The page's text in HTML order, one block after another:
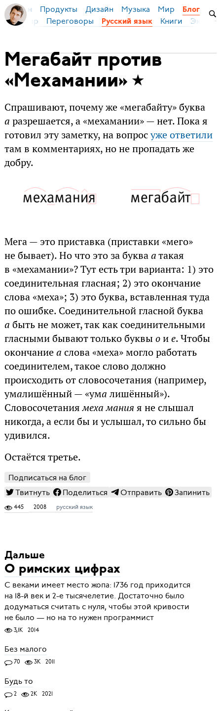
Бирман Продукты Дизайн Музыка Мир Блог
Мир Переговоры Русский язык Книги
Мегабайт против
«Мехамании»
Спрашивают, почему же «мегабайту» буква
а разрешается, а «мехамании» — нет. Пока я
готовил эту заметку, на вопросуже ответили
там в комментариях, но не пропадать же
добру.
Мега — это приставка (приставки «мего»
не бывает). Но что это за букваатакая
в «мехамании»? Тут есть три варианта: 1) это
соединительная гласная; 2) это окончание
слова «меха»; 3) это буква, вставленная туда
по ошибке. Соединительной гласной буква
а быть не может, так как соединительными
гласными бывают только буквы оие. Чтобы
окончаниеа слова «меха» могло работать
соединителем, такое слово должно
происходить от словосочетания (например,
умалишённый — «ума лишённый»).
Словосочетаниямеха мания я не слышал
никогда, а если бы и услышал, то сильно бы
удивился.
Остаётся третье.
Подписаться на блог
Твитнуть
Поделиться Отправить Запинить
445 2008 русский язык
Дальше
О римских цифрах
С веками имеет место жопа: 1736 год приходится
на 18-й век и 2-е тысячелетие. Достаточно было
додуматься считать с нуля, чтобы этой кривости
не было — но на то нужен программист
3,1K 2014
Без малого
70 3K 2011
Будь то
2 2K 2021